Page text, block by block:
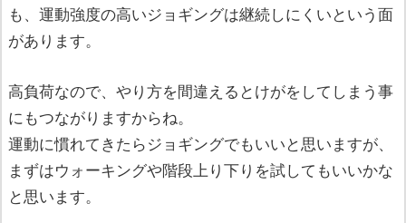
も、運動強度の高いジョギングは継続しにくいという面
があります。
高負荷なので、やり方を間違えるとけがをしてしまう事
にもつながりますからね。
運動に慣れてきたらジョギングでもいいと思いますが、
まずはウォーキングや階段上り下りを試してもいいかな
と思います。